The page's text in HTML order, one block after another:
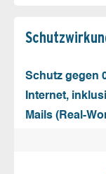
Schutz gegen
Internet,
Mails (Real-